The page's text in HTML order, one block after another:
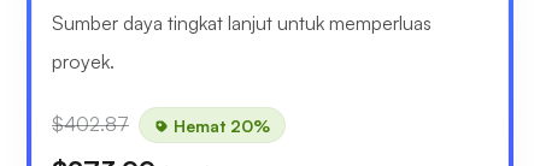
Sumber daya tingkat lanjut untuk memperluas
proyek.
$402.87 Hemat 20%